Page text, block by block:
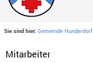
Sie sind hier: Gemeinde Hunderdorf
Mitarbeiter